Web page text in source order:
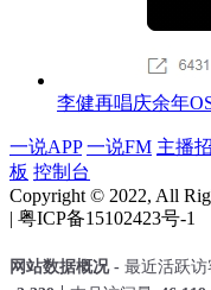
李健再唱庆余年
一说APP 一说FM 主播
板 控制台
Copyright © 2022, All
| 粤ICP备15102423号-1
网站数据概况 - 最近活跃访